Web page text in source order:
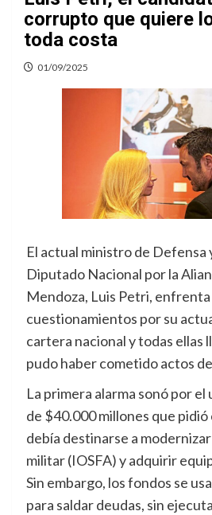
corrupto que quiere
toda costa
01/09/2025
El actual ministro de Defensa
Diputado Nacional por la
Mendoza, Luis Petri,
cuestionamientos por su
cartera nacional y todas ellas
pudo haber cometido actos
La primera alarma sonó por
de $40.000 millones que
debía destinarse a
militar (IOSFA) y adquirir
Sin embargo, los fondos se
para saldar deudas, sin